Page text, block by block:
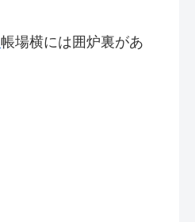
帳場横には囲炉裏があ